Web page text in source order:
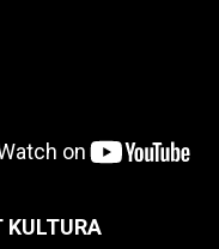
KULTURA